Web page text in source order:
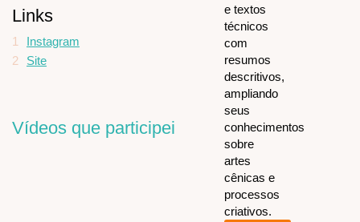
e textos
técnicos
com
resumos
descritivos,
ampliando
seus
conhecimentos
sobre
artes
cênicas e
processos
criativos.
Links
1
Instagram
2
Site
Vídeos que participei